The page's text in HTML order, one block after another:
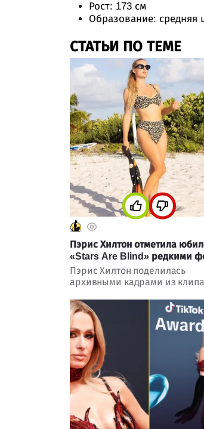
Рост: 173 см
Образование: средняя
СТАТЬИ ПО ТЕМЕ
Пэрис Хилтон отметила
«Stars Are Blind» редкими
со съемок
Пэрис Хилтон поделилась
архивными кадрами из клипа
поклонников тем, что почти не
изменилась за 20 лет.